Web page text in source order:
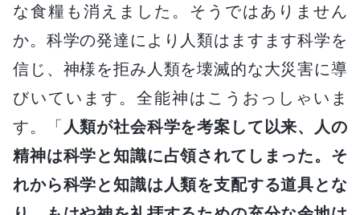
な食糧も消えました。そうではありません
か。科学の発達により人類はますます科学を
信じ、神様を拒み人類を壊滅的な大災害に導
びいています。全能神はこうおっしゃいま
す。「 人類が社会科学を考案して以来、人の
精神は科学と知識に占領されてしまった。そ
れから科学と知識は人類を支配する道具とな